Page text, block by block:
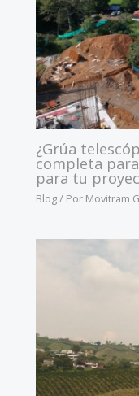
¿Grúa
completa
para tu
Blog/ Por Movitram